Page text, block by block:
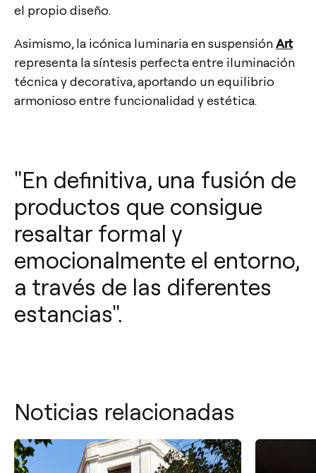
el propio diseño.
Asimismo, la icónica luminaria en suspensión Art
representa la síntesis perfecta entre iluminación
técnica y decorativa, aportando un equilibrio
armonioso entre funcionalidad y estética.
"En definitiva, una fusión de
productos que consigue
resaltar formal y
emocionalmente el entorno,
a través de las diferentes
estancias".
Noticias relacionadas